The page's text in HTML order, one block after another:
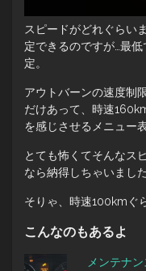
スピードがどれぐらい
定できるのですが…最
定。
アウトバーンの速度制
だけあって、時速
を感じさせるメニュー
とても怖くてそんなス
なら納得しちゃいました
そりゃ、時速100kmぐ
こんなのもあるよ
メンテナ